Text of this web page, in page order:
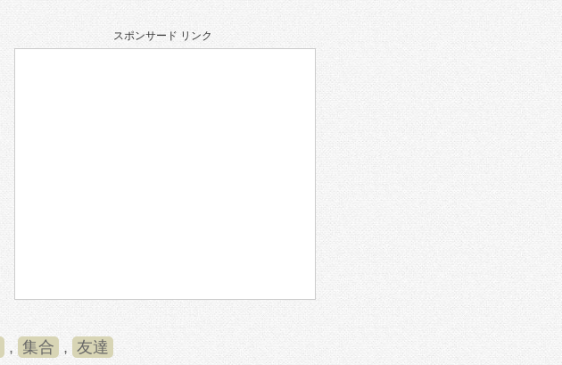
スポンサード リンク
, 集合 , 友達